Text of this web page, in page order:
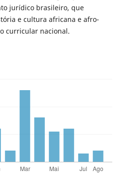
jurídico brasileiro, que
e cultura africana e afro-
curricular nacional.